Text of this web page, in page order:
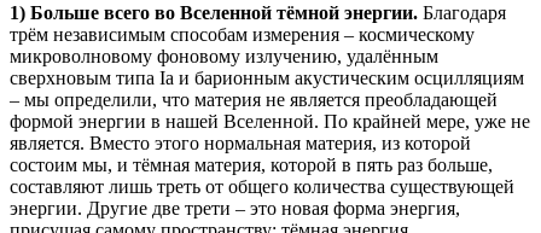
1) Больше всего во Вселенной тёмной энергии. Благодаря
трём независимым способам измерения – космическому
микроволновому фоновому излучению, удалённым
сверхновым типа Ia и барионным акустическим осцилляциям
– мы определили, что материя не является преобладающей
формой энергии в нашей Вселенной. По крайней мере, уже не
является. Вместо этого нормальная материя, из которой
состоим мы, и тёмная материя, которой в пять раз больше,
составляют лишь треть от общего количества существующей
энергии. Другие две трети – это новая форма энергия,